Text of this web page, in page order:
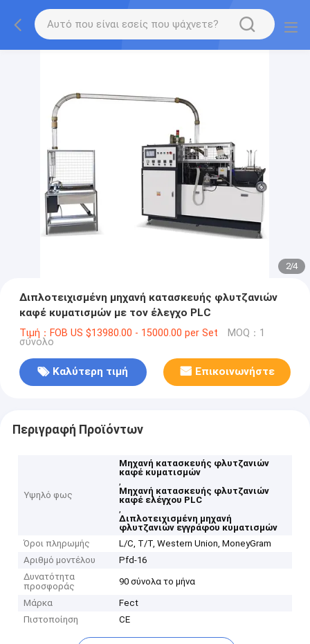
2/4
Διπλοτειχισμένη μηχανή κατασκευής φλυτζανιών
καφέ κυματισμών με τον έλεγχο PLC
Τιμή：FOB US $13980.00 - 15000.00 per Set MOQ：1
σύνολο
Καλύτερη τιμή Επικοινωνήστε
Περιγραφή Προϊόντων
Υψηλό φως
Μηχανή κατασκευής φλυτζανιών
καφέ κυματισμών
,
Μηχανή κατασκευής φλυτζανιών
καφέ ελέγχου PLC
,
Διπλοτειχισμένη μηχανή
φλυτζανιών εγγράφου κυματισμών
Όροι πληρωμής
L/C, T/T, Western Union, MoneyGram
Αριθμό μοντέλου
Pfd-16
Δυνατότητα
προσφοράς
90 σύνολα το μήνα
Μάρκα
Fect
Πιστοποίηση
CE